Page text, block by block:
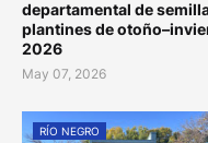
departamental de
plantines de
2026
May 07, 2026
RÍO NEGRO